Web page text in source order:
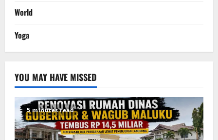
World
Yoga
YOU MAY HAVE MISSED
5 minutes read